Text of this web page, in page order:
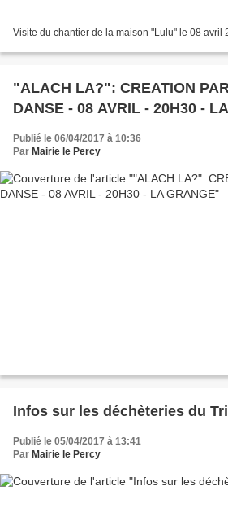
Visite du chantier de la maison "Lulu" le 08 avril
"ALACH LA?": CREATION
DANSE - 08 AVRIL - 20H30 -
Publié le 06/04/2017 à 10:36
Par Mairie le Percy
Infos sur les déchèteries du
Publié le 05/04/2017 à 13:41
Par Mairie le Percy